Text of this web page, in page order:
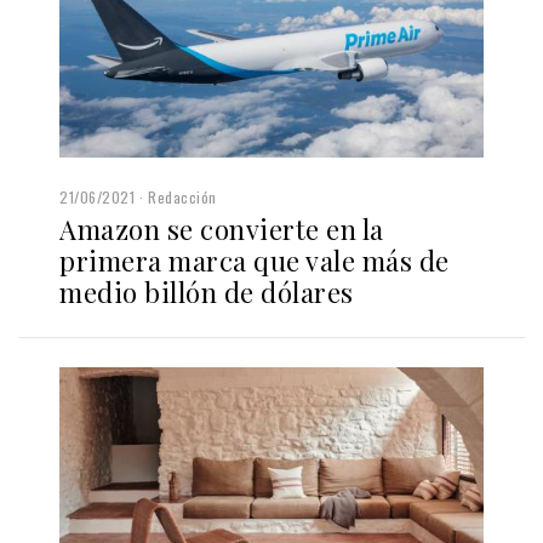
21/06/2021 Redacción
Amazon se convierte en la
primera marca que vale más de
medio billón de dólares